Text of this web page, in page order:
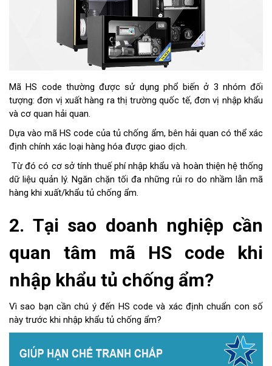
Mã HS code thường được sử dụng phổ biến ở 3 nhóm đối
tượng: đơn vị xuất hàng ra thị trường quốc tế, đơn vị nhập khẩu
và cơ quan hải quan.
Dựa vào mã HS code của tủ chống ẩm, bên hải quan có thể xác
định chính xác loại hàng hóa được giao dịch.
Từ đó có cơ sở tính thuế phí nhập khẩu và hoàn thiện hệ thống
dữ liệu quản lý. Ngăn chặn tối đa những rủi ro do nhầm lẫn mã
hàng khi xuất/khẩu tủ chống ẩm.
2. Tại sao doanh nghiệp cần
quan tâm mã HS code khi
nhập khẩu tủ chống ẩm?
Vì sao bạn cần chú ý đến HS code và xác định chuẩn con số
này trước khi nhập khẩu tủ chống ẩm?